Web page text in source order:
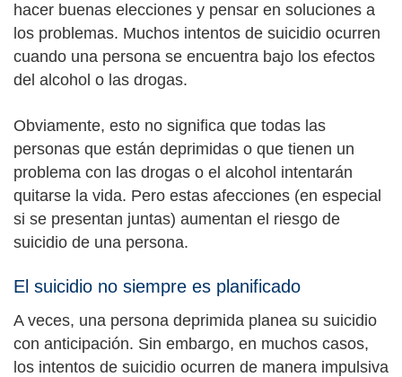
hacer buenas elecciones y pensar en soluciones a
los problemas. Muchos intentos de suicidio ocurren
cuando una persona se encuentra bajo los efectos
del alcohol o las drogas.
Obviamente, esto no significa que todas las
personas que están deprimidas o que tienen un
problema con las drogas o el alcohol intentarán
quitarse la vida. Pero estas afecciones (en especial
si se presentan juntas) aumentan el riesgo de
suicidio de una persona.
El suicidio no siempre es planificado
A veces, una persona deprimida planea su suicidio
con anticipación. Sin embargo, en muchos casos,
los intentos de suicidio ocurren de manera impulsiva